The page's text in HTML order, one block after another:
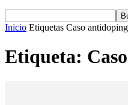
Inicio Etiquetas Caso antidoping
Etiqueta: